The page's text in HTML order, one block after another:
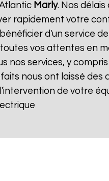
Marly. Nos
rapidement votre
d'un service
vos attentes en
nos services, y
nous ont laissé des
de votre